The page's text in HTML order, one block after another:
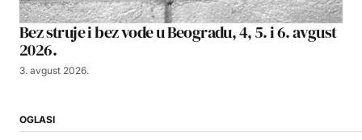
Bez struje i bez vode u Beogradu, 4, 5. i 6. avgust
2026.
3. avgust 2026.
OGLASI